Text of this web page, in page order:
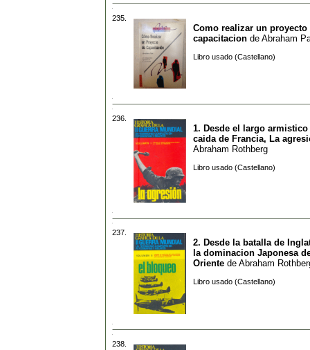
235.
Como realizar un proyecto
capacitacion de Abraham
Libro usado (Castellano)
236.
1. Desde el largo armistico
caida de Francia, La
Abraham Rothberg
Libro usado (Castellano)
237.
2. Desde la batalla de
la dominacion Japonesa
Oriente de Abraham
Libro usado (Castellano)
238.